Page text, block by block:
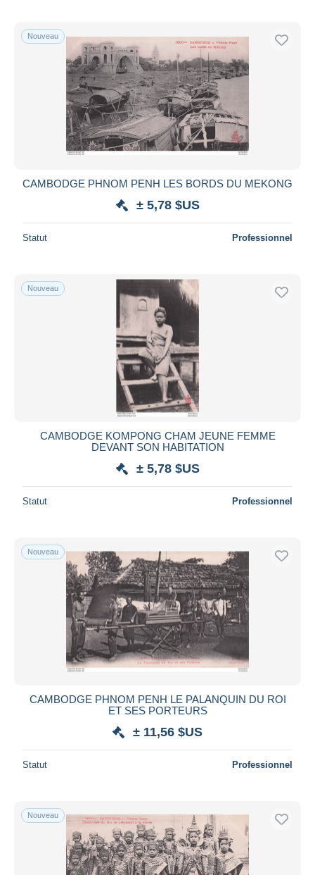
Nouveau
CAMBODGE PHNOM PENH LES BORDS DU MEKONG
± 5,78 $US
Statut Professionnel
Nouveau
CAMBODGE KOMPONG CHAM JEUNE FEMME
DEVANT SON HABITATION
± 5,78 $US
Statut Professionnel
Nouveau
CAMBODGE PHNOM PENH LE PALANQUIN DU ROI
ET SES PORTEURS
± 11,56 $US
Statut Professionnel
Nouveau